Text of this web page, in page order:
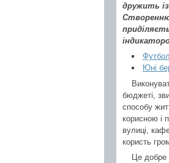
дружить
Юні
бюджеті,
способу
корисною і
вулиці,
користь
Це добре